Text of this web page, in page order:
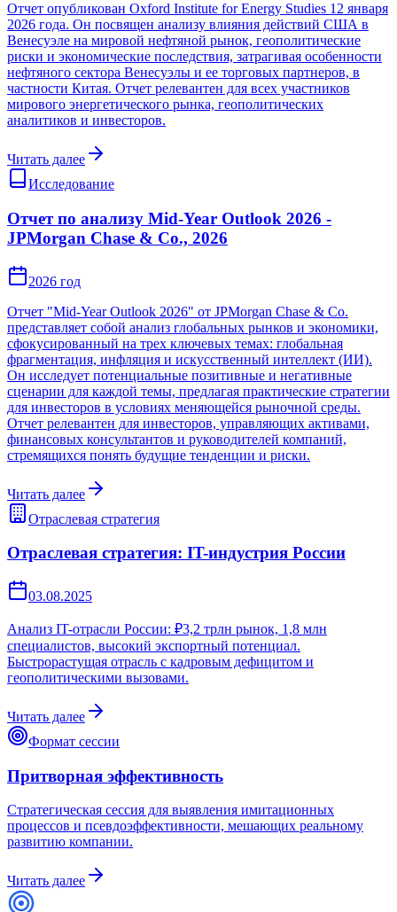
Отчет опубликован Oxford Institute for Energy Studies 12 января
2026 года. Он посвящен анализу влияния действий США в
Венесуэле на мировой нефтяной рынок, геополитические
риски и экономические последствия, затрагивая особенности
нефтяного сектора Венесуэлы и ее торговых партнеров, в
частности Китая. Отчет релевантен для всех участников
мирового энергетического рынка, геополитических
аналитиков и инвесторов.
Читать далее
Исследование
Отчет по анализу Mid-Year Outlook 2026 -
JPMorgan Chase & Co., 2026
2026 год
Отчет "Mid-Year Outlook 2026" от JPMorgan Chase & Co.
представляет собой анализ глобальных рынков и экономики,
сфокусированный на трех ключевых темах: глобальная
фрагментация, инфляция и искусственный интеллект (ИИ).
Он исследует потенциальные позитивные и негативные
сценарии для каждой темы, предлагая практические стратегии
для инвесторов в условиях меняющейся рыночной среды.
Отчет релевантен для инвесторов, управляющих активами,
финансовых консультантов и руководителей компаний,
стремящихся понять будущие тенденции и риски.
Читать далее
Отраслевая стратегия
Отраслевая стратегия: IT-индустрия России
03.08.2025
Анализ IT-отрасли России: ₽3,2 трлн рынок, 1,8 млн
специалистов, высокий экспортный потенциал.
Быстрорастущая отрасль с кадровым дефицитом и
геополитическими вызовами.
Читать далее
Формат сессии
Притворная эффективность
Стратегическая сессия для выявления имитационных
процессов и псевдоэффективности, мешающих реальному
развитию компании.
Читать далее